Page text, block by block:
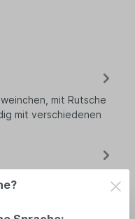
mit Rutsche
mit verschiedenen